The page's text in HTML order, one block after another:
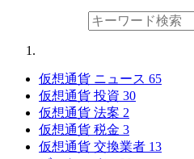
仮想通貨 ニュース 65
仮想通貨 投資 30
仮想通貨 法案 2
仮想通貨 税金 3
仮想通貨 交換業者 13